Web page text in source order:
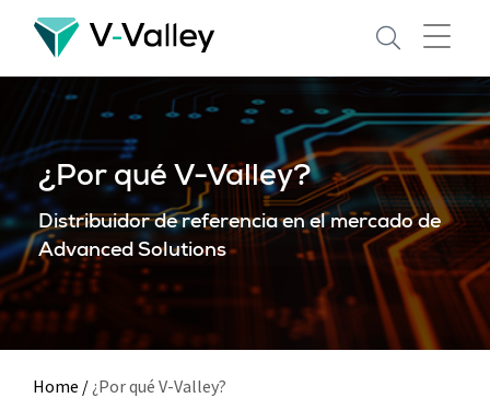
Skip
main
content
¿Por qué V-Valley?
Distribuidor de referencia en el mercado de
Advanced Solutions
Home / ¿Por qué V-Valley?